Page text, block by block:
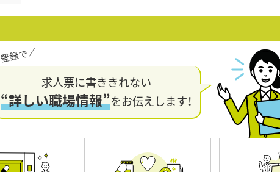
求人票に書ききれない
“詳しい職場情報”をお伝えします！